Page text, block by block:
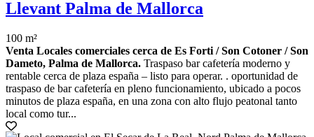
Llevant Palma de Mallorca
100 m²
Venta Locales comerciales cerca de Es Forti / Son Cotoner / Son
Dameto, Palma de Mallorca. Traspaso bar cafetería moderno y
rentable cerca de plaza españa – listo para operar. . oportunidad de
traspaso de bar cafetería en pleno funcionamiento, ubicado a pocos
minutos de plaza españa, en una zona con alto flujo peatonal tanto
local como tur...